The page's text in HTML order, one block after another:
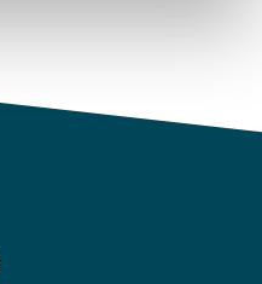
del sitio web con
publicidad y análisis